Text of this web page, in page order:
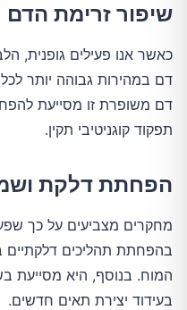
שיפור זרימת הדם
כאשר אנו פעילים גופנית,
דם במהירות גבוהה יותר
דם משופרת זו מסייעת
תפקוד קוגניטיבי תקין.
הפחתת דלקת
מחקרים מצביעים על כך
בהפחתת תהליכים דלקתיים
המוח. בנוסף, היא מסייעת
בעידוד יצירת תאים חדשים.